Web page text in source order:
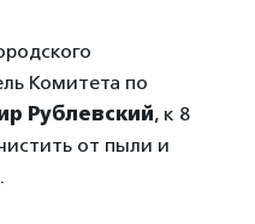
Комитета по
Рублевский, к 8
от пыли и